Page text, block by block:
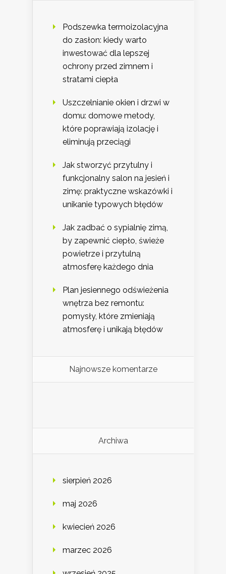
Podszewka termoizolacyjna
do zasłon: kiedy warto
inwestować dla lepszej
ochrony przed zimnem i
stratami ciepła
Uszczelnianie okien i drzwi w
domu: domowe metody,
które poprawiają izolację i
eliminują przeciągi
Jak stworzyć przytulny i
funkcjonalny salon na jesień i
zimę: praktyczne wskazówki i
unikanie typowych błędów
Jak zadbać o sypialnię zimą,
by zapewnić ciepło, świeże
powietrze i przytulną
atmosferę każdego dnia
Plan jesiennego odświeżenia
wnętrza bez remontu:
pomysły, które zmieniają
atmosferę i unikają błędów
Najnowsze komentarze
Archiwa
sierpień 2026
maj 2026
kwiecień 2026
marzec 2026